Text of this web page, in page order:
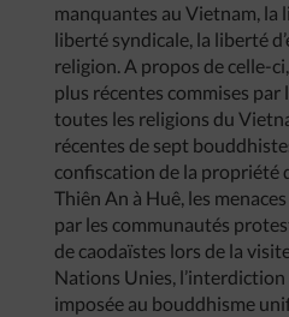
manquantes au Vietnam, la
liberté syndicale, la liberté
religion. A propos de celle-
plus récentes commises
toutes les religions du
récentes de sept
confiscation de la propriété
Thiên An à Huê, les
par les communautés
de caodaïstes lors de la
Nations Unies, l’interdiction
imposée au bouddhisme